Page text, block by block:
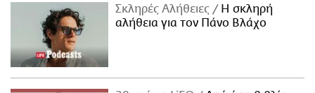
Σκληρές Αλήθειες
H σκληρή
αλήθεια για τον Πάνο Βλάχο